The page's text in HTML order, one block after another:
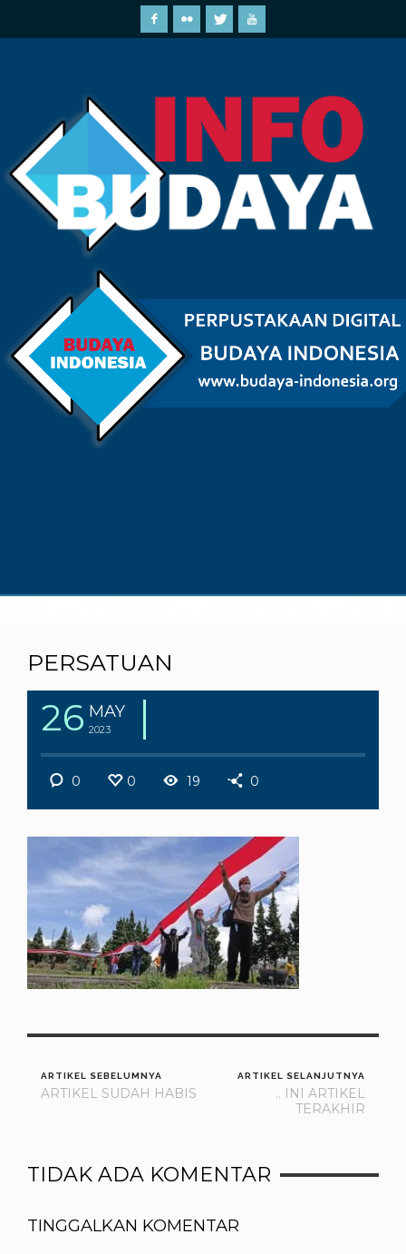
PERSATUAN
26 MAY
2023
0 0 19 0
ARTIKEL SEBELUMNYA
ARTIKEL SUDAH HABIS
ARTIKEL SELANJUTNYA
.. INI ARTIKEL
TERAKHIR
TIDAK ADA KOMENTAR
TINGGALKAN KOMENTAR